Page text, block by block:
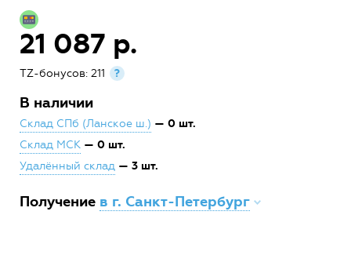
21 087 р.
TZ-бонусов: 211 ?
В наличии
Склад СПб (Ланское ш.) — 0 шт.
Склад МСК — 0 шт.
Удалённый склад — 3 шт.
Получение в г. Санкт-Петербург